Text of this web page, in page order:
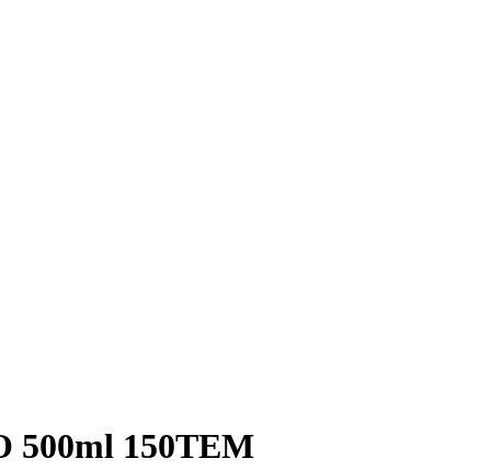
150TEM